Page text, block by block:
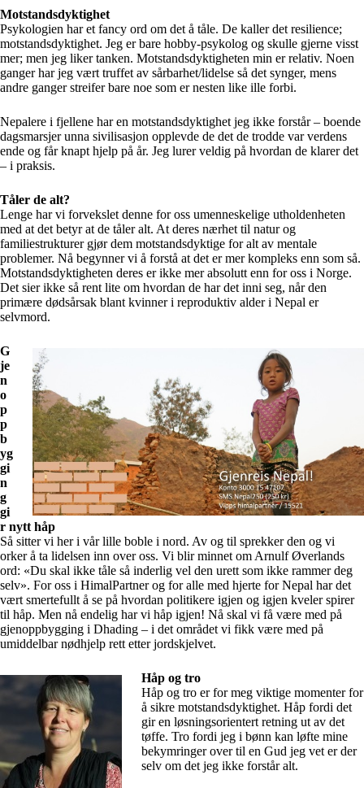
Motstandsdyktighet
Psykologien har et fancy ord om det å tåle. De kaller det resilience;
motstandsdyktighet. Jeg er bare hobby-psykolog og skulle gjerne visst
mer; men jeg liker tanken. Motstandsdyktigheten min er relativ. Noen
ganger har jeg vært truffet av sårbarhet/lidelse så det synger, mens
andre ganger streifer bare noe som er nesten like ille forbi.
Nepalere i fjellene har en motstandsdyktighet jeg ikke forstår – boende
dagsmarsjer unna sivilisasjon opplevde de det de trodde var verdens
ende og får knapt hjelp på år. Jeg lurer veldig på hvordan de klarer det
– i praksis.
Tåler de alt?
Lenge har vi forvekslet denne for oss umenneskelige utholdenheten
med at det betyr at de tåler alt. At deres nærhet til natur og
familiestrukturer gjør dem motstandsdyktige for alt av mentale
problemer. Nå begynner vi å forstå at det er mer kompleks enn som så.
Motstandsdyktigheten deres er ikke mer absolutt enn for oss i Norge.
Det sier ikke så rent lite om hvordan de har det inni seg, når den
primære dødsårsak blant kvinner i reproduktiv alder i Nepal er
selvmord.
G
je
n
o
p
p
b
yg
gi
n
g
gi
r nytt håp
Så sitter vi her i vår lille boble i nord. Av og til sprekker den og vi
orker å ta lidelsen inn over oss. Vi blir minnet om Arnulf Øverlands
ord: «Du skal ikke tåle så inderlig vel den urett som ikke rammer deg
selv». For oss i HimalPartner og for alle med hjerte for Nepal har det
vært smertefullt å se på hvordan politikere igjen og igjen kveler spirer
til håp. Men nå endelig har vi håp igjen! Nå skal vi få være med på
gjenoppbygging i Dhading – i det området vi fikk være med på
umiddelbar nødhjelp rett etter jordskjelvet.
Håp og tro
Håp og tro er for meg viktige momenter for
å sikre motstandsdyktighet. Håp fordi det
gir en løsningsorientert retning ut av det
tøffe. Tro fordi jeg i bønn kan løfte mine
bekymringer over til en Gud jeg vet er der
selv om det jeg ikke forstår alt.